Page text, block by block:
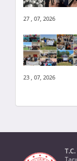
27 , 07, 2026
23 , 07, 2026